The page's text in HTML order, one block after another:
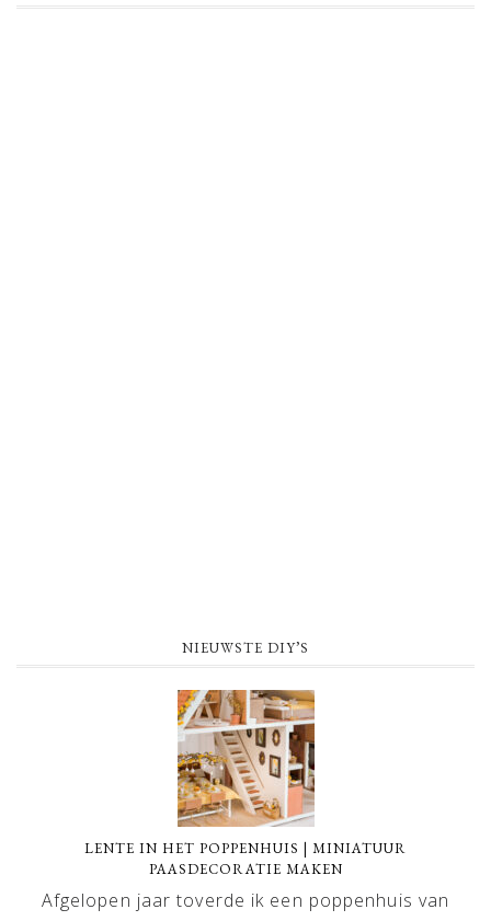
NIEUWSTE DIY’S
LENTE IN HET POPPENHUIS | MINIATUUR
PAASDECORATIE MAKEN
Afgelopen jaar toverde ik een poppenhuis van